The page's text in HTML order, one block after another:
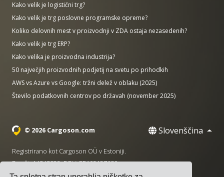
Kako velik je logistični trg?
Kako velik je trg poslovne programske opreme?
Koliko delovnih mest v proizvodnji v ZDA ostaja nezasedenih?
Kako velik je trg ERP?
Kako velika je proizvodna industrija?
50 največjih proizvodnih podjetij na svetu po prihodkih
AWS vs Azure vs Google: tržni delež v oblaku (2025)
Število podatkovnih centrov po državah (november 2025)
© 2026 Cargoson.com Slovenščina
Registrirano kot Cargoson OÜ v Estoniji.
Reg št: 14545832. DDV: EE102137680.